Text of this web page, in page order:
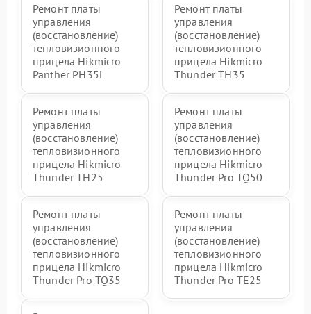
Ремонт платы
управления
(восстановление)
тепловизионного
прицела Hikmicro
Panther PH35L
Ремонт платы
управления
(восстановление)
тепловизионного
прицела Hikmicro
Thunder TH35
Ремонт платы
управления
(восстановление)
тепловизионного
прицела Hikmicro
Thunder TH25
Ремонт платы
управления
(восстановление)
тепловизионного
прицела Hikmicro
Thunder Pro TQ50
Ремонт платы
управления
(восстановление)
тепловизионного
прицела Hikmicro
Thunder Pro TQ35
Ремонт платы
управления
(восстановление)
тепловизионного
прицела Hikmicro
Thunder Pro TE25